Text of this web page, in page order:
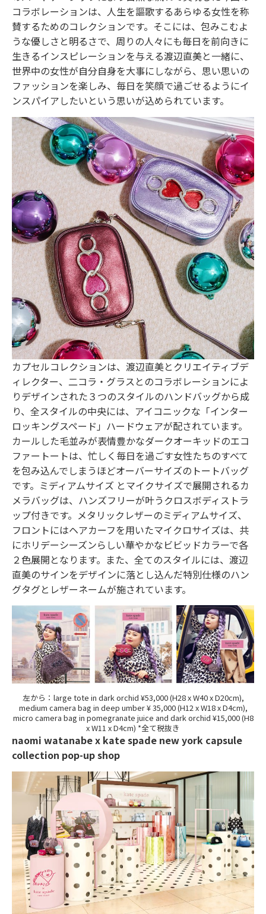
コラボレーションは、人生を謳歌するあらゆる女性を称
賛するためのコレクションです。そこには、包みこむよ
うな優しさと明るさで、周りの人々にも毎日を前向きに
生きるインスピレーションを与える渡辺直美と一緒に、
世界中の女性が自分自身を大事にしながら、思い思いの
ファッションを楽しみ、毎日を笑顔で過ごせるようにイ
ンスパイアしたいという思いが込められています。
カプセルコレクションは、渡辺直美とクリエイティブデ
ィレクター、二コラ・グラスとのコラボレーションによ
りデザインされた３つのスタイルのハンドバッグから成
り、全スタイルの中央には、アイコニックな「インター
ロッキングスペード」ハードウェアが配されています。
カールした毛並みが表情豊かなダークオーキッドのエコ
ファートートは、忙しく毎日を過ごす女性たちのすべて
を包み込んでしまうほどオーバーサイズのトートバッグ
です。ミディアムサイズ とマイクサイズで展開されるカ
メラバッグは、ハンズフリーが叶うクロスボディストラ
ップ付きです。メタリックレザーのミディアムサイズ、
フロントにはヘアカーフを用いたマイクロサイズは、共
にホリデーシーズンらしい華やかなビビッドカラーで各
２色展開となります。また、全てのスタイルには、渡辺
直美のサインをデザインに落とし込んだ特別仕様のハン
グタグとレザーネームが施されています。
左から：large tote in dark orchid ¥53,000 (H28 x W40 x D20cm),
medium camera bag in deep umber ¥ 35,000 (H12 x W18 x D4cm),
micro camera bag in pomegranate juice and dark orchid ¥15,000 (H8
x W11 x D4cm) *全て税抜き
naomi watanabe x kate spade new york capsule
collection pop-up shop